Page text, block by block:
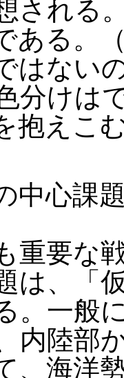
される
ある。
はない
分けは
抱えこ
中心課
重要な
は、「
。一般
内陸部
、海洋